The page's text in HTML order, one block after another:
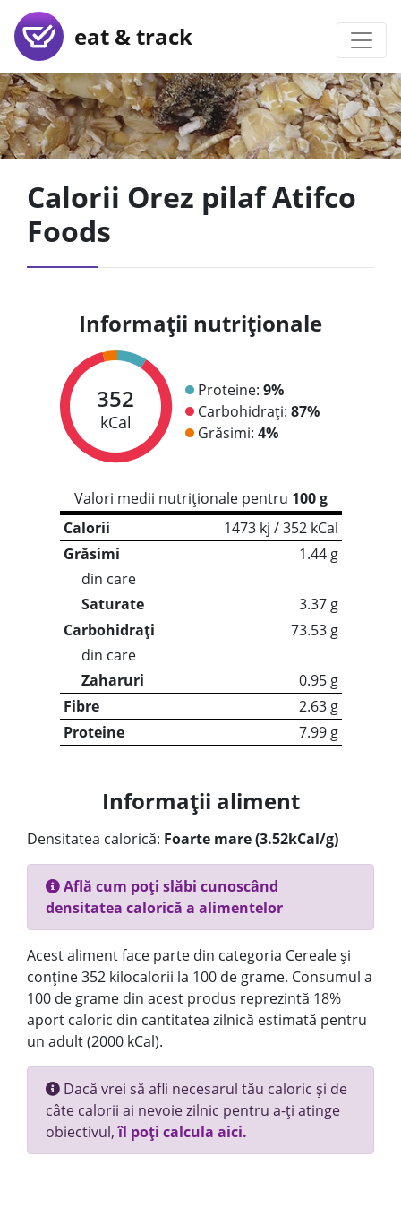
eat & track
Calorii Orez pilaf Atifco
Foods
Informații nutriționale
352
kCal
Proteine: 9%
Carbohidrați: 87%
Grăsimi: 4%
Valori medii nutriționale pentru 100 g
Calorii
1473 kj / 352 kCal
Grăsimi
1.44 g
din care
Saturate
3.37 g
Carbohidrați
73.53 g
din care
Zaharuri
0.95 g
Fibre
2.63 g
Proteine
7.99 g
Informații aliment
Densitatea calorică: Foarte mare (3.52kCal/g)
Află cum poți slăbi cunoscând
densitatea calorică a alimentelor
Acest aliment face parte din categoria Cereale și
conține 352 kilocalorii la 100 de grame. Consumul a
100 de grame din acest produs reprezintă 18%
aport caloric din cantitatea zilnică estimată pentru
un adult (2000 kCal).
Dacă vrei să afli necesarul tău caloric și de
câte calorii ai nevoie zilnic pentru a-ți atinge
obiectivul,îl poți calcula aici.